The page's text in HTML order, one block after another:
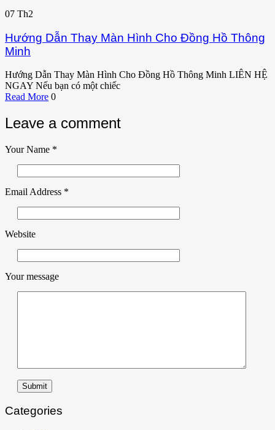
07 Th2
Hướng Dẫn Thay Màn Hình Cho Đồng Hồ Thông
Minh
Hướng Dẫn Thay Màn Hình Cho Đồng Hồ Thông Minh LIÊN HỆ
NGAY Nếu bạn có một chiếc
Read More 0
Leave a comment
Your Name *
Email Address *
Website
Your message
Submit
Categories